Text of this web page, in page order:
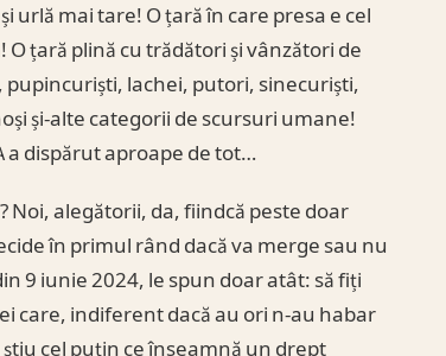
urlă mai tare! O țară în care presa e cel
țară plină cu trădători și vânzători de
pupincuriști, lachei, putori, sinecuriști,
și-alte categorii de scursuri umane!
a dispărut aproape de tot…
Noi, alegătorii, da, fiindcă peste doar
în primul rând dacă va merge sau nu
9 iunie 2024, le spun doar atât: să fiți
care, indiferent dacă au ori n-au habar
cel puțin ce înseamnă un drept